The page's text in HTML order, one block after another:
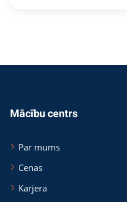
Mācību centrs
Par mums
Cenas
Karjera